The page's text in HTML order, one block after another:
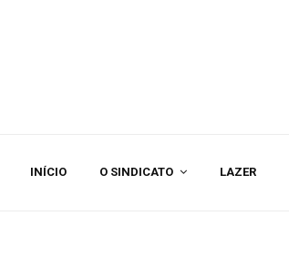
INÍCIO O SINDICATO LAZER